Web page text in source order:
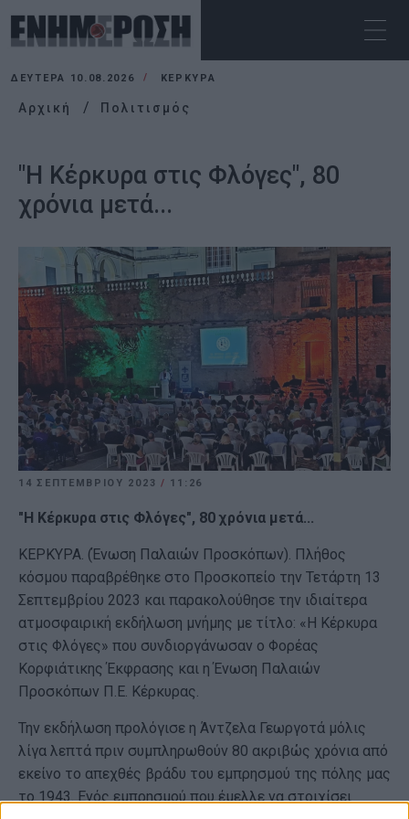
ΔΕΥΤΈΡΑ 10.08.2026 ΚΕΡΚΥΡΑ
Αρχική Πολιτισμός
"Η Κέρκυρα στις Φλόγες", 80
χρόνια μετά...
14 ΣΕΠΤΕΜΒΡΊΟΥ 2023 / 11:26
"Η Κέρκυρα στις Φλόγες", 80 χρόνια μετά...
ΚΕΡΚΥΡΑ. (Ένωση Παλαιών Προσκόπων). Πλήθος
κόσμου παραβρέθηκε στο Προσκοπείο την Τετάρτη 13
Σεπτεμβρίου 2023 και παρακολούθησε την ιδιαίτερα
ατμοσφαιρική εκδήλωση μνήμης με τίτλο: «Η Κέρκυρα
στις Φλόγες» που συνδιοργάνωσαν ο Φορέας
Κορφιάτικης Έκφρασης και η Ένωση Παλαιών
Προσκόπων Π.Ε. Κέρκυρας.
Την εκδήλωση προλόγισε η Άντζελα Γεωργοτά μόλις
λίγα λεπτά πριν συμπληρωθούν 80 ακριβώς χρόνια από
εκείνο το απεχθές βράδυ του εμπρησμού της πόλης μας
το 1943. Ενός εμπρησμού που έμελλε να στοιχίσει